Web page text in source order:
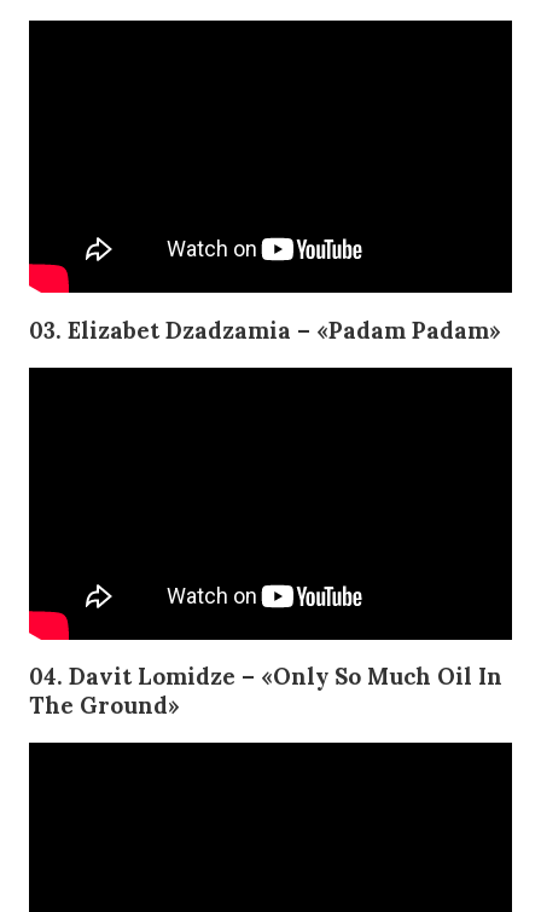
03. Elizabet Dzadzamia – «Padam Padam»
04. Davit Lomidze – «Only So Much Oil In
The Ground»